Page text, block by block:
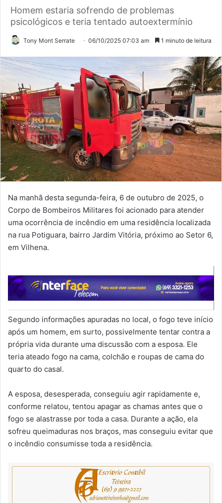
Homem estaria sofrendo de problemas
psicológicos e teria tentado autoextermínio
Tony Mont Serrate 06/10/2025 07:03 am 1 minuto de leitura
Na manhã desta segunda-feira, 6 de outubro de 2025, o
Corpo de Bombeiros Militares foi acionado para atender
uma ocorrência de incêndio em uma residência localizada
na rua Potiguara, bairro Jardim Vitória, próximo ao Setor 6,
em Vilhena.
Segundo informações apuradas no local, o fogo teve início
após um homem, em surto, possivelmente tentar contra a
própria vida durante uma discussão com a esposa. Ele
teria ateado fogo na cama, colchão e roupas de cama do
quarto do casal.
A esposa, desesperada, conseguiu agir rapidamente e,
conforme relatou, tentou apagar as chamas antes que o
fogo se alastrasse por toda a casa. Durante a ação, ela
sofreu queimaduras nos braços, mas conseguiu evitar que
o incêndio consumisse toda a residência.